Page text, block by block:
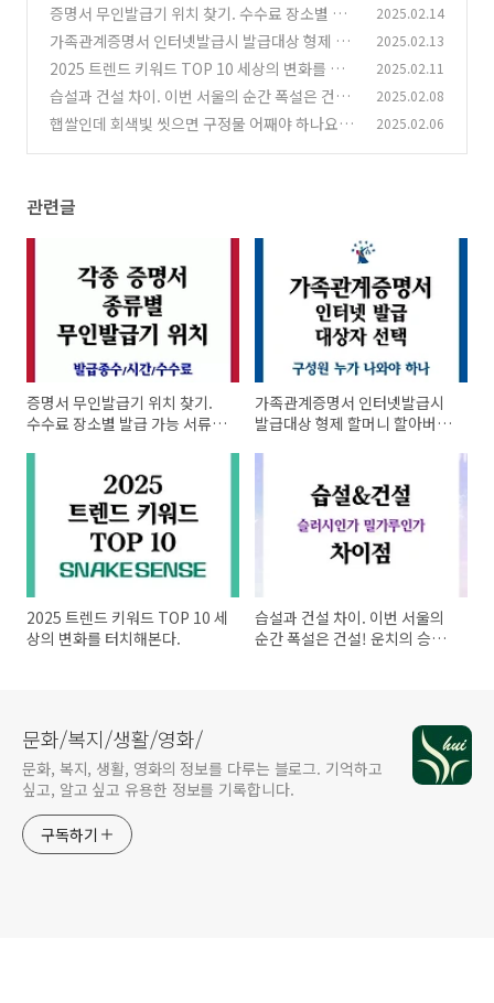
증명서 무인발급기 위치 찾기. 수수료 장소별 발
급 가능 서류, 시간 확인 필요
(0)
2025.02.14
가족관계증명서 인터넷발급시 발급대상 형제 할
머니 할아버지 이혼 배우자
(0)
2025.02.13
2025 트렌드 키워드 TOP 10 세상의 변화를 터
치해본다.
(1)
2025.02.11
습설과 건설 차이. 이번 서울의 순간 폭설은 건설!
운치의 승자는?
(0)
2025.02.08
햅쌀인데 회색빛 씻으면 구정물 어째야 하나요?
2025.02.06
관련글
증명서 무인발급기 위치 찾기.
수수료 장소별 발급 가능 서류,
가족관계증명서 인터넷발급시
발급대상 형제 할머니 할아버지
2025 트렌드 키워드 TOP 10 세
상의 변화를 터치해본다.
습설과 건설 차이. 이번 서울의
순간 폭설은 건설! 운치의 승자
문화/복지/생활/영화/
문화, 복지, 생활, 영화의 정보를 다루는 블로그. 기억하고
싶고, 알고 싶고 유용한 정보를 기록합니다.
구독하기